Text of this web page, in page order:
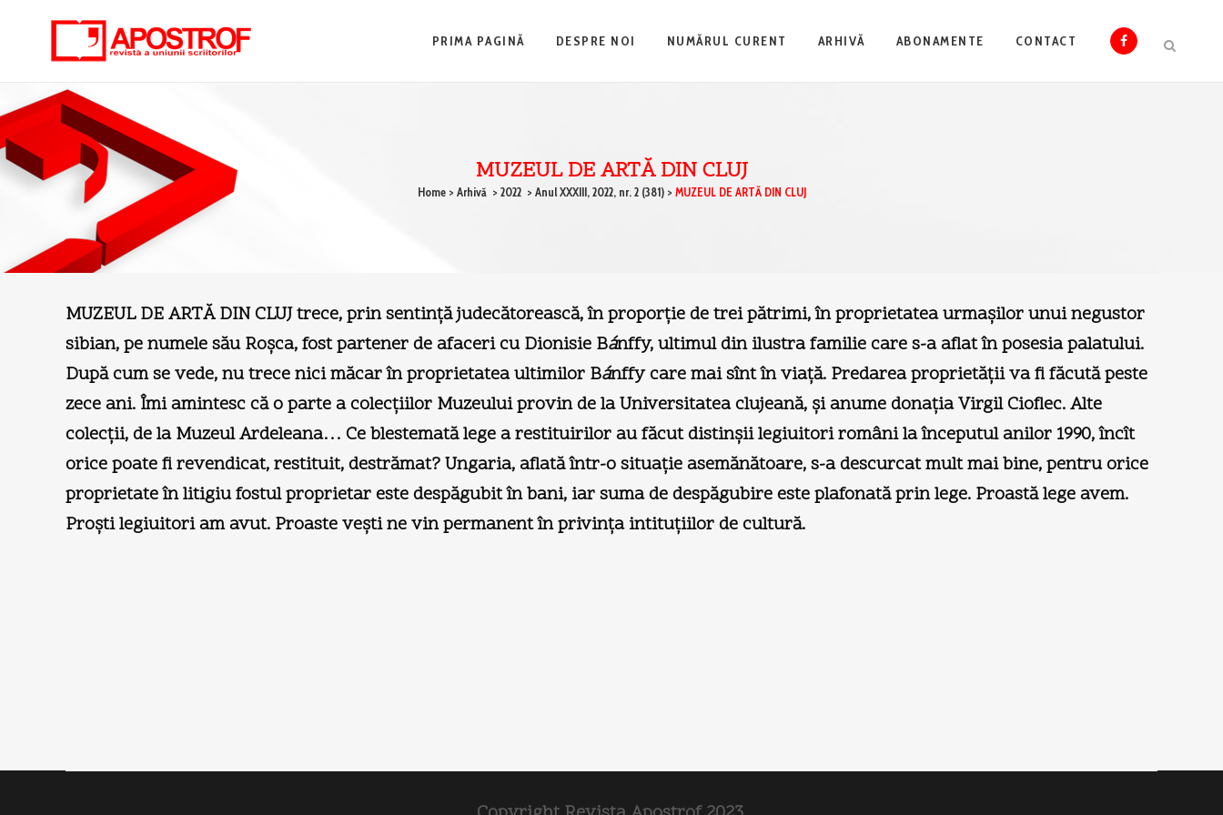
PRIMA PAGINĂ DESPRE NOI NUMĂRUL CURENT ARHIVĂ ABONAMENTE CONTACT
MUZEUL DE ARTĂ DIN CLUJ
Home> Arhivă > 2022 > Anul XXXIII, 2022, nr. 2 (381)> MUZEUL DE ARTĂ DIN CLUJ
MUZEUL DE ARTĂ DIN CLUJtrece, prin sentinţă judecătorească, în proporţie de trei pătrimi, în proprietatea urmaşilor unui negustor
sibian, pe numele său Roşca, fost partener de afaceri cu Dionisie Bánffy, ultimul din ilustra familie care s-a aflat în posesia palatului.
După cum se vede, nu trece nici măcar în proprietatea ultimilor Bánffy care mai sînt în viaţă. Predarea proprietăţii va fi făcută peste
zece ani. Îmi amintesc că o parte a colecţiilor Muzeului provin de la Universitatea clujeană, şi anume donaţia Virgil Cioflec. Alte
colecţii, de la Muzeul Ardeleana… Ce blestemată lege a restituirilor au făcut distinşii legiuitori români la începutul anilor 1990, încît
orice poate fi revendicat, restituit, destrămat? Ungaria, aflată într-o situaţie asemănătoare, s-a descurcat mult mai bine, pentru orice
proprietate în litigiu fostul proprietar este despăgubit în bani, iar suma de despăgubire este plafonată prin lege. Proastă lege avem.
Proşti legiuitori am avut. Proaste veşti ne vin permanent în privinţa intituţiilor de cultură.